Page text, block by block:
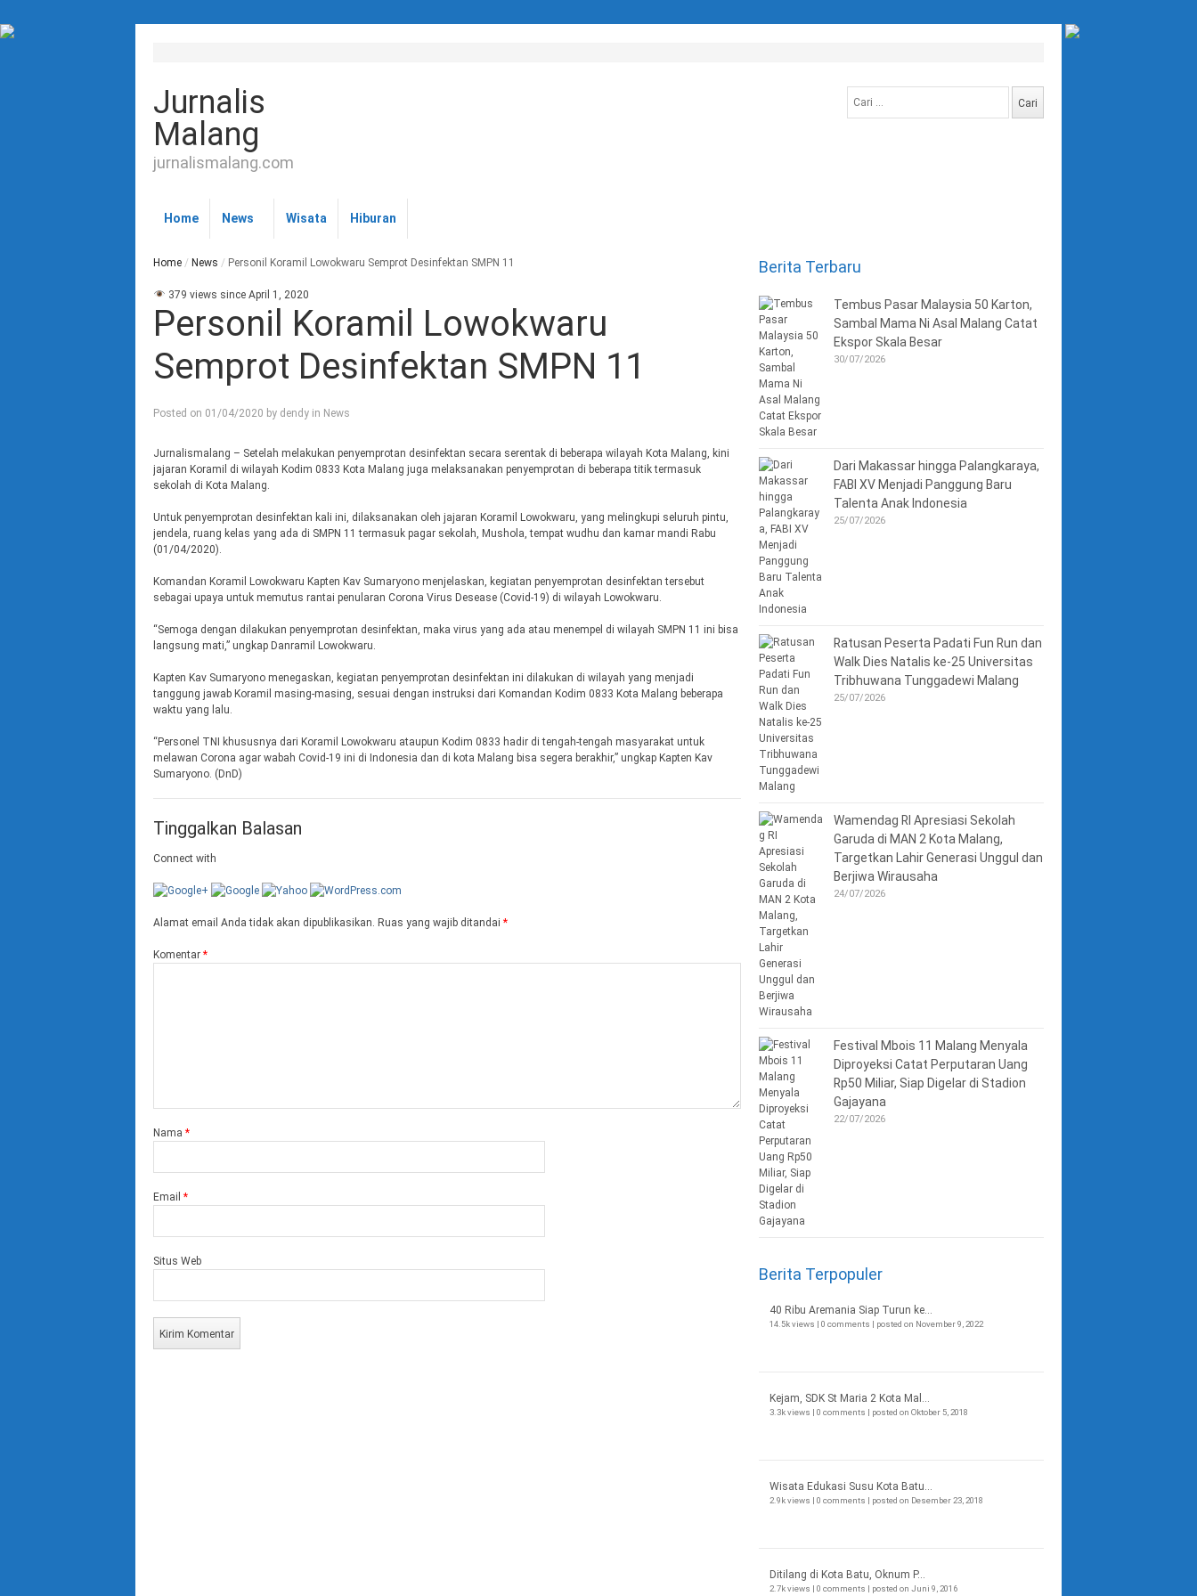
Jurnalis
Malang
jurnalismalang.com
untuk:
Home News Wisata Hiburan
Home / News / Personil Koramil Lowokwaru Semprot Desinfektan SMPN 11
379 views since April 1, 2020
Personil Koramil Lowokwaru
Semprot Desinfektan SMPN 11
Posted on 01/04/2020 by dendy in News
Jurnalismalang – Setelah melakukan penyemprotan desinfektan secara serentak di beberapa wilayah Kota Malang, kini
jajaran Koramil di wilayah Kodim 0833 Kota Malang juga melaksanakan penyemprotan di beberapa titik termasuk
sekolah di Kota Malang.
Untuk penyemprotan desinfektan kali ini, dilaksanakan oleh jajaran Koramil Lowokwaru, yang melingkupi seluruh pintu,
jendela, ruang kelas yang ada di SMPN 11 termasuk pagar sekolah, Mushola, tempat wudhu dan kamar mandi Rabu
(01/04/2020).
Komandan Koramil Lowokwaru Kapten Kav Sumaryono menjelaskan, kegiatan penyemprotan desinfektan tersebut
sebagai upaya untuk memutus rantai penularan Corona Virus Desease (Covid-19) di wilayah Lowokwaru.
“Semoga dengan dilakukan penyemprotan desinfektan, maka virus yang ada atau menempel di wilayah SMPN 11 ini bisa
langsung mati,” ungkap Danramil Lowokwaru.
Kapten Kav Sumaryono menegaskan, kegiatan penyemprotan desinfektan ini dilakukan di wilayah yang menjadi
tanggung jawab Koramil masing-masing, sesuai dengan instruksi dari Komandan Kodim 0833 Kota Malang beberapa
waktu yang lalu.
“Personel TNI khususnya dari Koramil Lowokwaru ataupun Kodim 0833 hadir di tengah-tengah masyarakat untuk
melawan Corona agar wabah Covid-19 ini di Indonesia dan di kota Malang bisa segera berakhir,” ungkap Kapten Kav
Sumaryono. (DnD)
Tinggalkan Balasan
Connect with
Alamat email Anda tidak akan dipublikasikan. Ruas yang wajib ditandai *
Komentar *
Nama *
Email *
Situs Web
Berita Terbaru
Tembus Pasar Malaysia 50 Karton,
Sambal Mama Ni Asal Malang Catat
Ekspor Skala Besar
30/07/2026
Dari Makassar hingga Palangkaraya,
FABI XV Menjadi Panggung Baru
Talenta Anak Indonesia
25/07/2026
Ratusan Peserta Padati Fun Run dan
Walk Dies Natalis ke-25 Universitas
Tribhuwana Tunggadewi Malang
25/07/2026
Wamendag RI Apresiasi Sekolah
Garuda di MAN 2 Kota Malang,
Targetkan Lahir Generasi Unggul dan
Berjiwa Wirausaha
24/07/2026
Festival Mbois 11 Malang Menyala
Diproyeksi Catat Perputaran Uang
Rp50 Miliar, Siap Digelar di Stadion
Gajayana
22/07/2026
Berita Terpopuler
40 Ribu Aremania Siap Turun ke...
14.5k views | 0 comments | posted on November 9, 2022
Kejam, SDK St Maria 2 Kota Mal...
3.3k views | 0 comments | posted on Oktober 5, 2018
Wisata Edukasi Susu Kota Batu...
2.9k views | 0 comments | posted on Desember 23, 2018
Ditilang di Kota Batu, Oknum P...
2.7k views | 0 comments | posted on Juni 9, 2016